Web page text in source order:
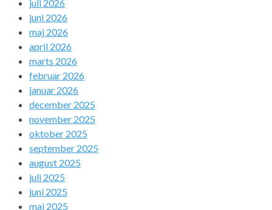
juli 2026
juni 2026
maj 2026
april 2026
marts 2026
februar 2026
januar 2026
december 2025
november 2025
oktober 2025
september 2025
august 2025
juli 2025
juni 2025
maj 2025